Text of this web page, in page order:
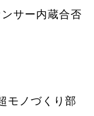
サー内蔵合否
モノづくり部